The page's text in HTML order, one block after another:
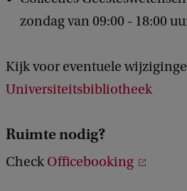
zondag van 09:00 - 18:00
Kijk voor eventuele
Universiteitsbibliotheek
Ruimte nodig?
Check Officebooking